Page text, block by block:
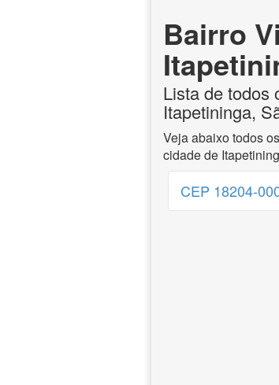
Bairro
Lista de todos
Itapetininga,
Veja abaixo todos
cidade de
CEP 18204-